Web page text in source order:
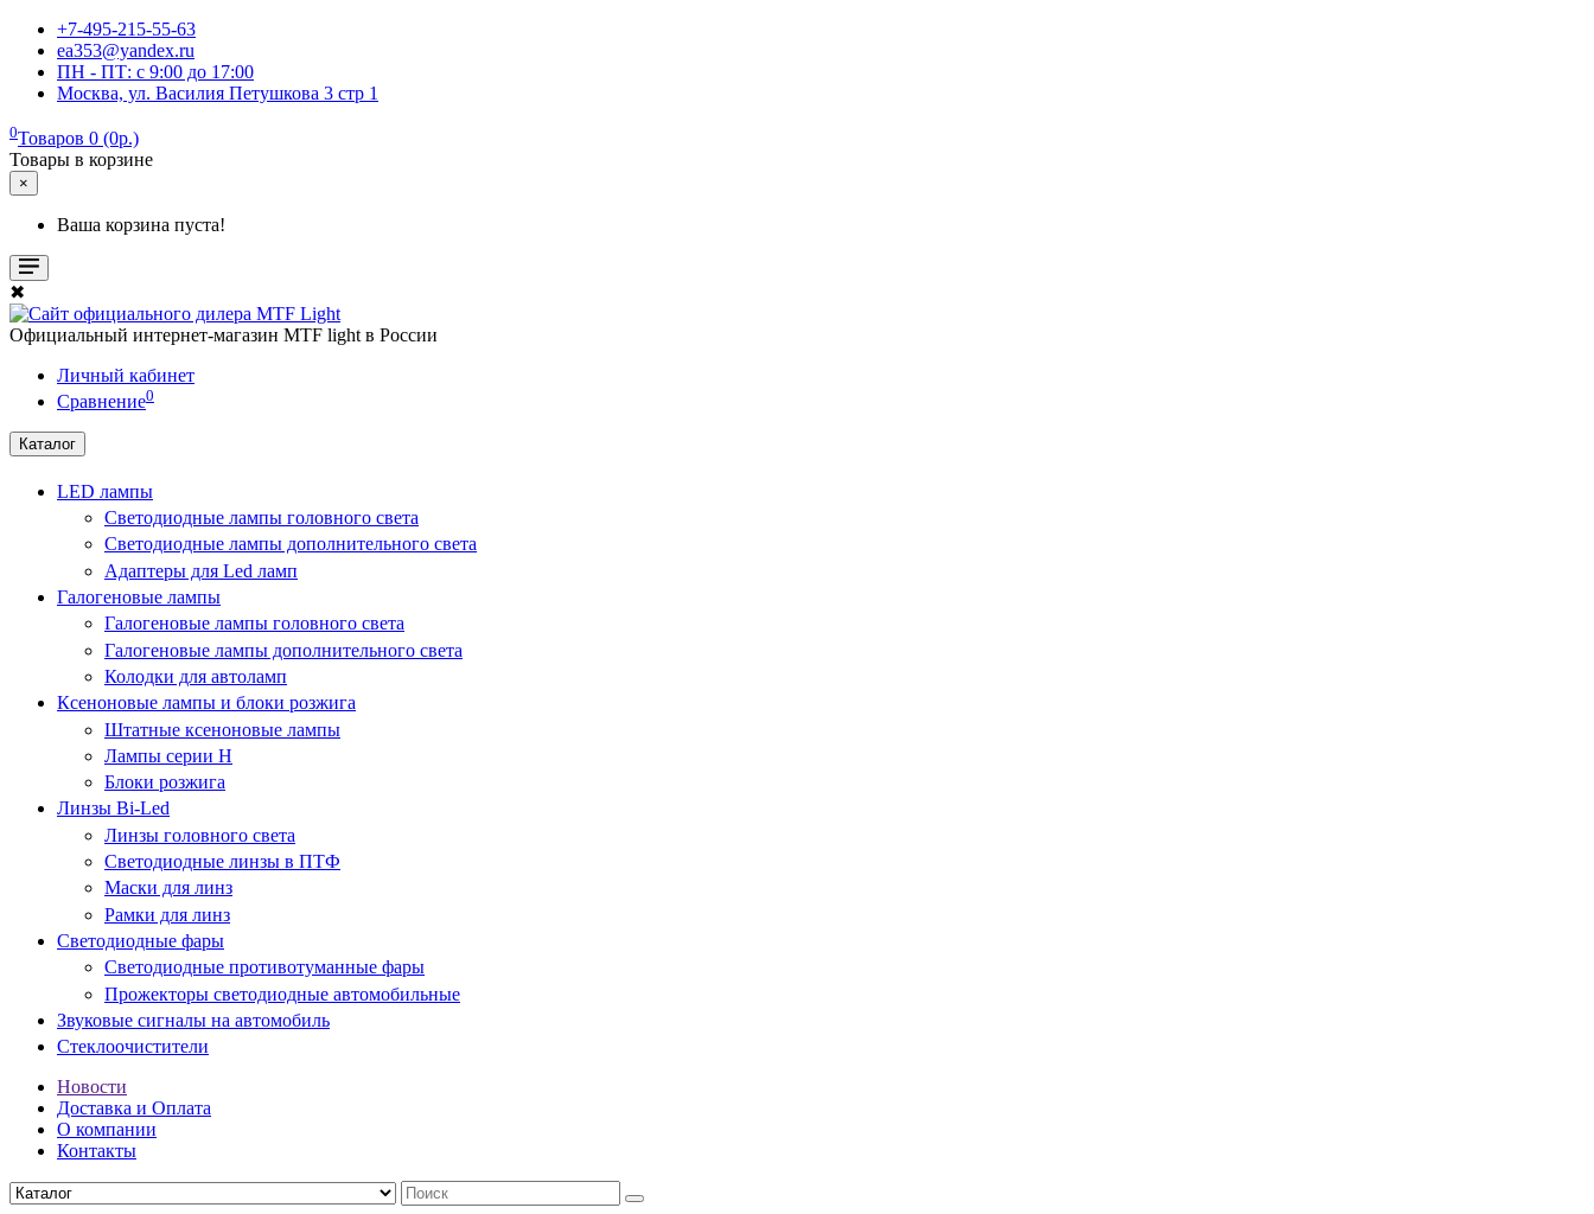
+7-495-215-55-63
ea353@yandex.ru
ПН - ПТ: c 9:00 до 17:00
Москва, ул. Василия Петушкова 3 стр 1
0Товаров 0 (0р.)
Товары в корзине
×
Ваша корзина пуста!
✖
Официальный интернет-магазин MTF light в России
Личный кабинет
Сравнение0
Каталог
LED лампы
Светодиодные лампы головного света
Светодиодные лампы дополнительного света
Адаптеры для Led ламп
Галогеновые лампы
Галогеновые лампы головного света
Галогеновые лампы дополнительного света
Колодки для автоламп
Ксеноновые лампы и блоки розжига
Штатные ксеноновые лампы
Лампы серии Н
Блоки розжига
Линзы Bi-Led
Линзы головного света
Светодиодные линзы в ПТФ
Маски для линз
Рамки для линз
Светодиодные фары
Светодиодные противотуманные фары
Прожекторы светодиодные автомобильные
Звуковые сигналы на автомобиль
Стеклоочистители
Новости
Доставка и Оплата
О компании
Контакты